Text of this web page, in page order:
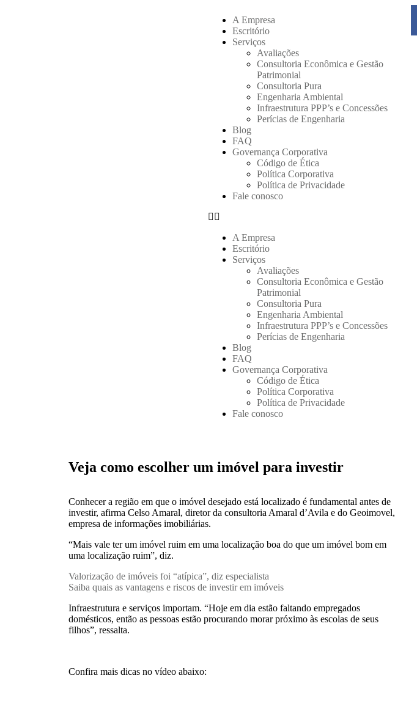
A Empresa
Escritório
Serviços
Avaliações
Consultoria Econômica e Gestão
Patrimonial
Consultoria Pura
Engenharia Ambiental
Infraestrutura PPP’s e Concessões
Perícias de Engenharia
Blog
FAQ
Governança Corporativa
Código de Ética
Política Corporativa
Política de Privacidade
Fale conosco
A Empresa
Escritório
Serviços
Avaliações
Consultoria Econômica e Gestão
Patrimonial
Consultoria Pura
Engenharia Ambiental
Infraestrutura PPP’s e Concessões
Perícias de Engenharia
Blog
FAQ
Governança Corporativa
Código de Ética
Política Corporativa
Política de Privacidade
Fale conosco
Veja como escolher um imóvel para investir
Conhecer a região em que o imóvel desejado está localizado é fundamental antes de
investir, afirma Celso Amaral, diretor da consultoria Amaral d’Avila e do Geoimovel,
empresa de informações imobiliárias.
“Mais vale ter um imóvel ruim em uma localização boa do que um imóvel bom em
uma localização ruim”, diz.
Valorização de imóveis foi “atípica”, diz especialista
Saiba quais as vantagens e riscos de investir em imóveis
Infraestrutura e serviços importam. “Hoje em dia estão faltando empregados
domésticos, então as pessoas estão procurando morar próximo às escolas de seus
filhos”, ressalta.
Confira mais dicas no vídeo abaixo: